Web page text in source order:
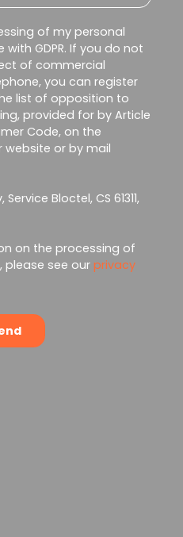
of my personal
GDPR. If you do not
of commercial
you can register
list of opposition to
provided for by Article
Code, on the
website or by mail
Bloctel, CS 61311,
on the processing of
please see our privacy